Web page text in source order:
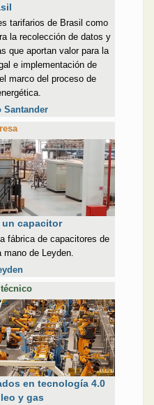
tarifarios de Brasil como
la recolección de datos y
que aportan valor para la
e implementación de
marco del proceso de
Santander
capacitor
fábrica de capacitores de
de Leyden.
en tecnología 4.0
y gas